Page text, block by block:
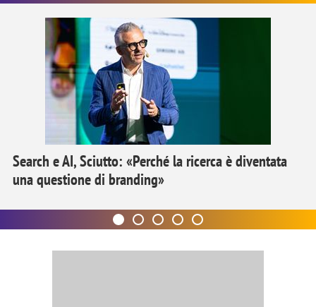
Search e AI, Sciutto: «Perché la ricerca è diventata
una questione di branding»